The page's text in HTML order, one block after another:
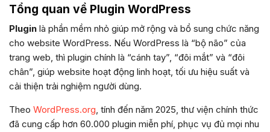
Tổng quan về Plugin WordPress
Plugin là phần mềm nhỏ giúp mở rộng và bổ sung chức năng
cho website WordPress. Nếu WordPress là “bộ não” của
trang web, thì plugin chính là “cánh tay”, “đôi mắt” và “đôi
chân”, giúp website hoạt động linh hoạt, tối ưu hiệu suất và
cải thiện trải nghiệm người dùng.
Theo WordPress.org, tính đến năm 2025, thư viện chính thức
đã cung cấp hơn 60.000 plugin miễn phí, phục vụ đủ mọi nhu